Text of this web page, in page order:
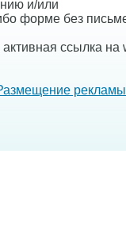
и/или
форме без
ссылка на
рекламы